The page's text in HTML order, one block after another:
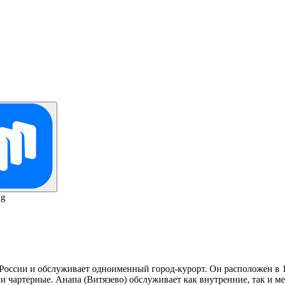
и обслуживает одноименный город-курорт. Он расположен в
чартерные. Анапа (Витязево) обслуживает как внутренние, так и